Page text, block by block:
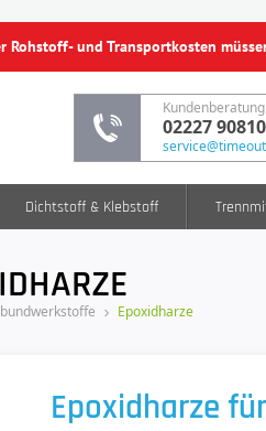
und Transportkosten
02227 90810
Dichtstoff & Klebstoff
Epoxidharze
Epoxidharze